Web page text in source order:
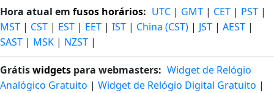
Hora atual em fusos horários: UTC | GMT | CET | PST |
MST | CST | EST | EET | IST | China (CST) | JST | AEST |
SAST | MSK | NZST |
Grátiswidgets para webmasters: Widget de Relógio
Analógico Gratuito | Widget de Relógio Digital Gratuito |